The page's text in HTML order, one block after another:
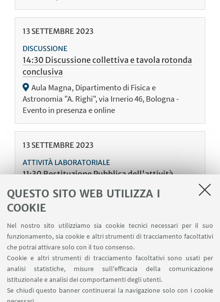
QUESTO SITO WEB UTILIZZA I
COOKIE
Nel nostro sito utilizziamo sia cookie tecnici necessari per il suo
funzionamento, sia cookie e altri strumenti di tracciamento facoltativi
che potrai attivare solo con il tuo consenso.
Cookie e altri strumenti di tracciamento facoltativi sono usati per
analisi statistiche, misure sull'efficacia della comunicazione
istituzionale e analisi dei comportamenti degli utenti.
Se chiudi questo banner continuerai la navigazione solo con i cookie
13 SETTEMBRE 2023
DISCUSSIONE
14:30 Discussione collettiva e tavola rotonda
conclusiva
Aula Magna, Dipartimento di Fisica e
Astronomia "A. Righi", via Irnerio 46, Bologna -
Evento in presenza e online
13 SETTEMBRE 2023
ATTIVITÀ LABORATORIALE
11:30 Restituzione Pubblica dell'attività
Aula Magna, Dipartimento di Fisica e
Astronomia "A. Righi", via Irnerio 46, Bologna -
Evento in presenza e online
13 SETTEMBRE2023
ATTIVITÀ LABORATORIALE
9:30 Restituzione Pubblica dell'attività
laboratoriale parte1